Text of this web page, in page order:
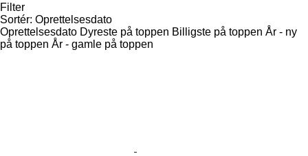
Filter
Sortér: Oprettelsesdato
Oprettelsesdato Dyreste på toppen Billigste på toppen År - ny
på toppen År - gamle på toppen